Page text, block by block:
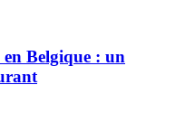
en Belgique : un